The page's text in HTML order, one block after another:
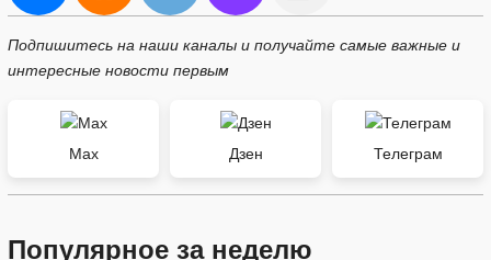
Подпишитесь на наши каналы и получайте самые важные и
интересные новости первым
Max Дзен Телеграм
Популярное за неделю